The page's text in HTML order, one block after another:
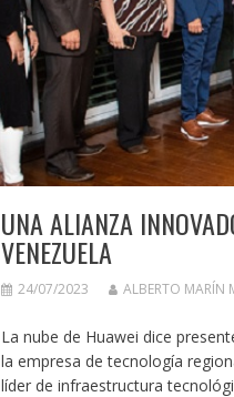
UNA ALIANZA
VENEZUELA
24/07/2023 ALBERTO MARÍN
La nube de Huawei dice
la empresa de tecnología
líder de infraestructura